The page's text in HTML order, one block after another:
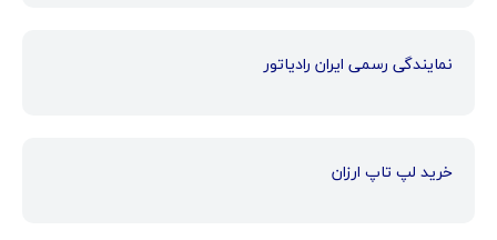
نمایندگی رسمی ایران رادیاتور
خرید لپ تاپ ارزان